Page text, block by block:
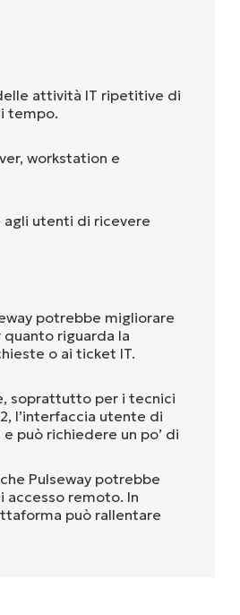
attività IT ripetitive di
tempo.
workstation e
agli utenti di ricevere
potrebbe migliorare
riguarda la
o ai ticket IT.
soprattutto per i tecnici
l’interfaccia utente di
può richiedere un po’ di
Pulseway potrebbe
accesso remoto. In
può rallentare